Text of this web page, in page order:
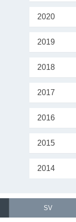
2020
2019
2018
2017
2016
2015
2014
SV